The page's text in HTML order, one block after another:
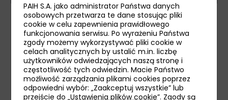
Webinarium PAIH
Warsztaty praktyczne z
przygotowania wniosku w naborze
4N/2026 – projekt Polskie Mosty
Technologiczne
Zarejestruj się
PAIH S.A. jako administrator Państwa danych
osobowych przetwarza te dane stosując pliki
cookie w celu zapewnienia prawidłowego
funkcjonowania serwisu. Po wyrażeniu Państwa
zgody możemy wykorzystywać pliki cookie w
celach analitycznych by ustalić m.in. liczbę
użytkowników odwiedzających naszą stronę i
częstotliwość tych odwiedzin. Macie Państwo
możliwość zarządzania plikami cookies poprzez
odpowiedni wybór: „Zaakceptuj wszystkie” lub
przejście do „Ustawienia plików cookie”. Zgody są